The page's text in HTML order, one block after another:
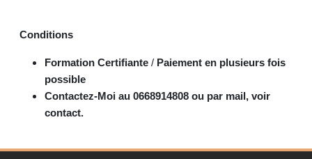
Conditions
Formation Certifiante / Paiement en plusieurs fois
possible
Contactez-Moi au 0668914808 ou par mail, voir
contact.